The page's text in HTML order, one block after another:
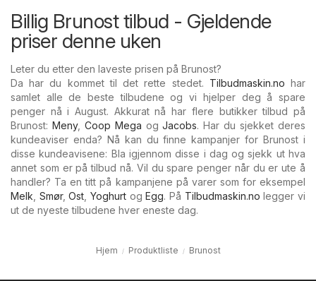
Billig Brunost tilbud - Gjeldende
priser denne uken
Leter du etter den laveste prisen på Brunost?
Da har du kommet til det rette stedet. Tilbudmaskin.no har
samlet alle de beste tilbudene og vi hjelper deg å spare
penger nå i August. Akkurat nå har flere butikker tilbud på
Brunost: Meny, Coop Mega ogJacobs. Har du sjekket deres
kundeaviser enda? Nå kan du finne kampanjer for Brunost i
disse kundeavisene: Bla igjennom disse i dag og sjekk ut hva
annet som er på tilbud nå. Vil du spare penger når du er ute å
handler? Ta en titt på kampanjene på varer som for eksempel
Melk Smør,Ost ,Yoghurt ogEgg. På Tilbudmaskin.no legger vi
ut de nyeste tilbudene hver eneste dag.
Hjem Produktliste Brunost